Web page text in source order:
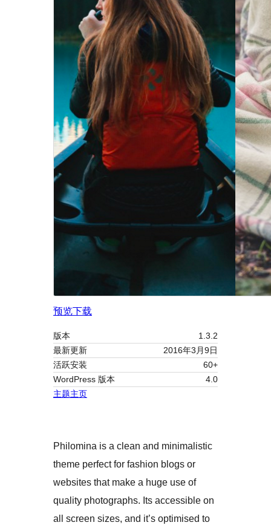
预览下载
版本
1.3.2
最新更新
2016年3月9日
活跃安装
60+
WordPress 版本
4.0
主题主页
Philomina is a clean and minimalistic
theme perfect for fashion blogs or
websites that make a huge use of
quality photographs. Its accessible on
all screen sizes, and it’s optimised to